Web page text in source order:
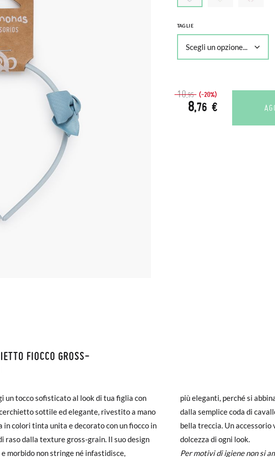
TAGLIE
10,95 (-20%)
8,76 €
FIOCCO GROSS-
un tocco sofisticato al look di tua figlia con
sottile ed elegante, rivestito a mano
in colori tinta unita e decorato con un fiocco in
raso dalla texture gross-grain. Il suo design
morbido non stringe né infastidisce,
perché si abbina a qualsiasi acconciatura:
coda di cavallo ai capelli sciolti o a una
Un accessorio versatile che esalta la
dolcezza di ogni look.
Per motivi di igiene non si
E RESI
da 4 a 5 giorni lavorativi per arrivare tramite corriere. Ti preghiamo di
prima delle 15:00, altrimenti verrà spedito il giorno successivo.
arrivano e non sono esattamente quello che cercavi, puoi richiedere